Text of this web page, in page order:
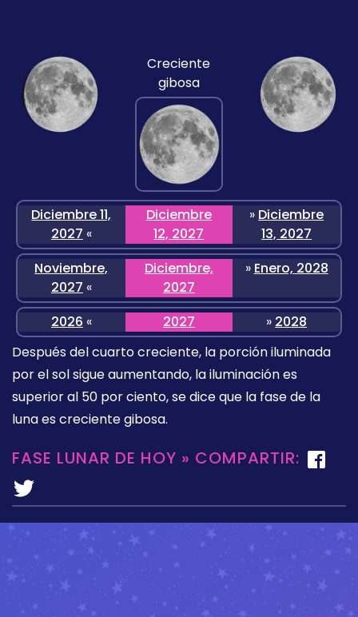
Creciente
gibosa
Diciembre 11,
2027 «
Diciembre
12, 2027
» Diciembre
13, 2027
Noviembre,
2027 «
Diciembre,
2027
» Enero, 2028
2026 « 2027 » 2028
Después del cuarto creciente, la porción iluminada
por el sol sigue aumentando, la iluminación es
superior al 50 por ciento, se dice que la fase de la
luna es creciente gibosa.
FASE LUNAR DE HOY » COMPARTIR: